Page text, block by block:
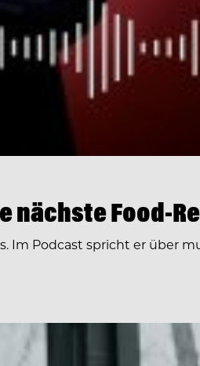
nächste Food-
Im Podcast spricht er über